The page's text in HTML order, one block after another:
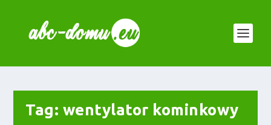
Tag: wentylator kominkowy